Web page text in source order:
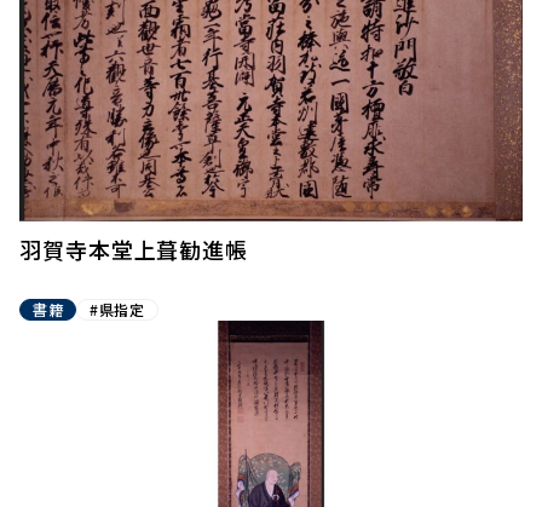
羽賀寺本堂上葺勧進帳
書籍 #県指定